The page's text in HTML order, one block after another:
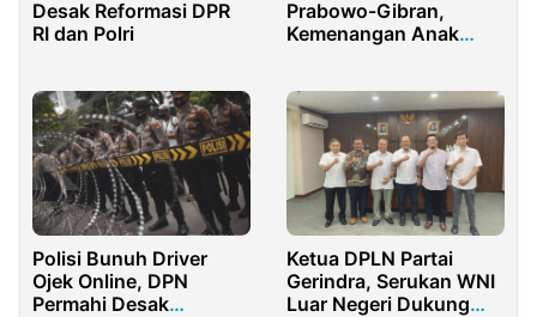
Desak Reformasi DPR
RI dan Polri
Prabowo-Gibran,
Kemenangan Anak
Polisi Bunuh Driver
Ojek Online, DPN
Permahi Desak
Ketua DPLN Partai
Gerindra, Serukan WNI
Luar Negeri Dukung